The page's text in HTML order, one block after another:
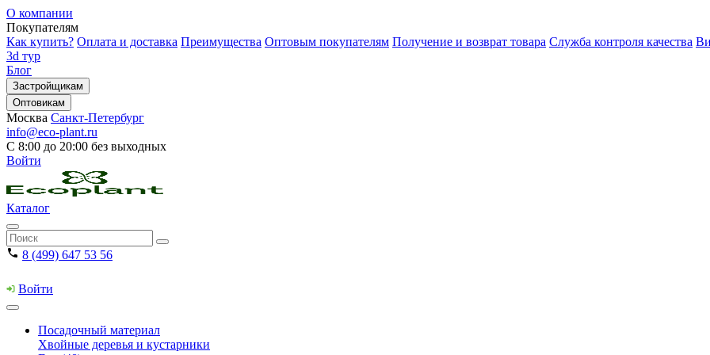
О компании
Покупателям
Как купить? Оплата и доставка Преимущества Оптовым покупателям Получение и возврат товара Служба контроля качества
3d тур
Блог
Застройщикам
Оптовикам
Москва Санкт-Петербург
info@eco-plant.ru
С 8:00 до 20:00 без выходных
Войти
Каталог
8 (499) 647 53 56
Войти
Посадочный материал
Хвойные деревья и кустарники